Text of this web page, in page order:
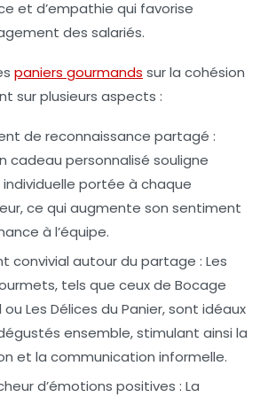
et d’empathie qui favorise
des salariés.
paniers gourmands sur la cohésion
sur plusieurs aspects :
de reconnaissance partagé :
cadeau personnalisé souligne
portée à chaque
ce qui augmente son sentiment
à l’équipe.
convivial autour du partage : Les
tels que ceux de Bocage
Les Délices du Panier, sont idéaux
ensemble, stimulant ainsi la
et la communication informelle.
d’émotions positives : La